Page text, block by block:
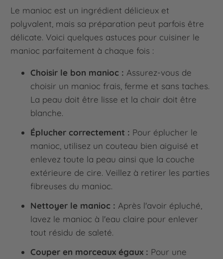
Le manioc est un ingrédient délicieux et
polyvalent, mais sa préparation peut parfois être
délicate. Voici quelques astuces pour cuisiner le
manioc parfaitement à chaque fois :
Choisir le bon manioc : Assurez-vous de
choisir un manioc frais, ferme et sans taches.
La peau doit être lisse et la chair doit être
blanche.
Éplucher correctement : Pour éplucher le
manioc, utilisez un couteau bien aiguisé et
enlevez toute la peau ainsi que la couche
extérieure de cire. Veillez à retirer les parties
fibreuses du manioc.
Nettoyer le manioc : Après l'avoir épluché,
lavez le manioc à l'eau claire pour enlever
tout résidu de saleté.
Couper en morceaux égaux : Pour une